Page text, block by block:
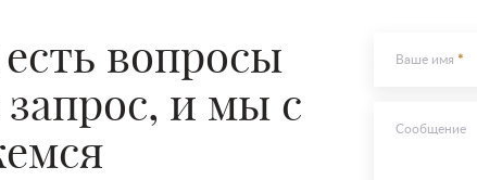
вопросы
и мы с
Ваше имя
Сообщение